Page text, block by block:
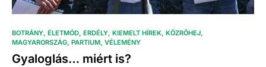
BOTRÁNY ÉLETMÓD ERDÉLY KIEMELT HÍREK KÖZRÖHEJ
MAGYARORSZÁG PARTIUM VÉLEMÉNY
Gyaloglás… miért is?